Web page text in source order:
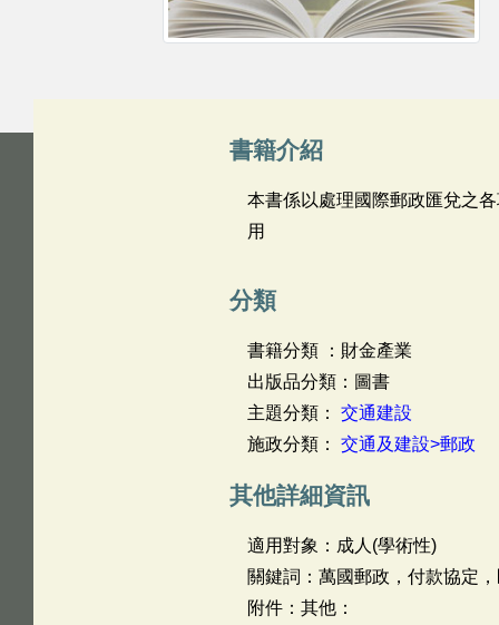
書籍介紹
本書係以處理國際郵政匯兌之
用
分類
書籍分類 ：財金產業
出版品分類：圖書
主題分類： 交通建設
施政分類： 交通及建設>郵政
其他詳細資訊
適用對象：成人(學術性)
關鍵詞：萬國郵政，付款協定
附件：其他：